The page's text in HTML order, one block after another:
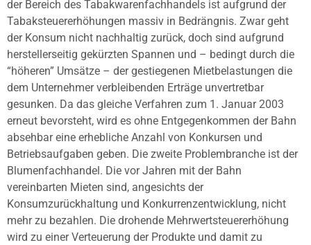
der Bereich des Tabakwarenfachhandels ist aufgrund der
Tabaksteuererhöhungen massiv in Bedrängnis. Zwar geht
der Konsum nicht nachhaltig zurück, doch sind aufgrund
herstellerseitig gekürzten Spannen und – bedingt durch die
“höheren” Umsätze – der gestiegenen Mietbelastungen die
dem Unternehmer verbleibenden Erträge unvertretbar
gesunken. Da das gleiche Verfahren zum 1. Januar 2003
erneut bevorsteht, wird es ohne Entgegenkommen der Bahn
absehbar eine erhebliche Anzahl von Konkursen und
Betriebsaufgaben geben. Die zweite Problembranche ist der
Blumenfachhandel. Die vor Jahren mit der Bahn
vereinbarten Mieten sind, angesichts der
Konsumzurückhaltung und Konkurrenzentwicklung, nicht
mehr zu bezahlen. Die drohende Mehrwertsteuererhöhung
wird zu einer Verteuerung der Produkte und damit zu